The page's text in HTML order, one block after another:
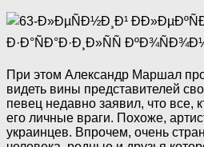
При этом Александр Маршал
видеть вины представителей
певец недавно заявил, что все,
его личные враги. Похоже,
украинцев. Впрочем, очень